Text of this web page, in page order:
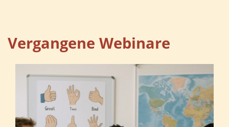
Vergangene Webinare